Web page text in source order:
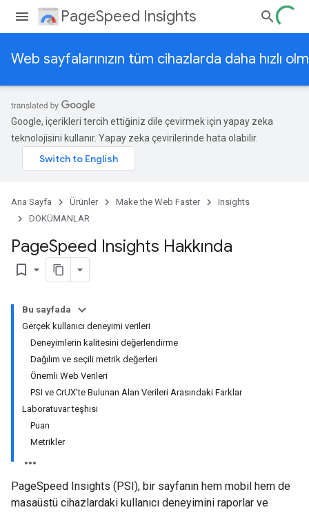
PageSpeed Insights
Web sayfalarınızın tüm cihazlarda daha hızlı
Google, içerikleri tercih ettiğiniz dile çevirmek için yapay zeka
teknolojisini kullanır. Yapay zeka çevirilerinde hata olabilir.
Ana Sayfa Ürünler Make the Web Faster
Insights
DOKÜMANLAR
PageSpeed Insights Hakkında
bookmark_border
Bu sayfada
Gerçek kullanıcı deneyimi verileri
Deneyimlerin kalitesini değerlendirme
Dağılım ve seçili metrik değerleri
Önemli Web Verileri
PSI ve CrUX'te Bulunan Alan Verileri Arasındaki Farklar
Laboratuvar teşhisi
Puan
Metrikler
PageSpeed Insights (PSI), bir sayfanın hem mobil hem de
masaüstü cihazlardaki kullanıcı deneyimini raporlar ve